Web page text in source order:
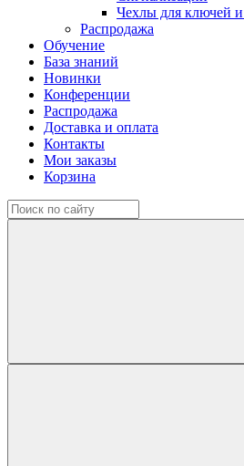
Чехлы для ключей и
Распродажа
Обучение
База знаний
Новинки
Конференции
Распродажа
Доставка и оплата
Контакты
Мои заказы
Корзина